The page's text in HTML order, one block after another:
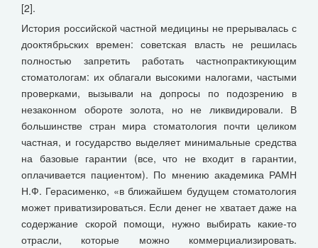
[2].
История российской частной медицины не прерывалась с
дооктябрьских времен: советская власть не решилась
полностью запретить работать частнопрактикующим
стоматологам: их облагали высокими налогами, частыми
проверками, вызывали на допросы по подозрению в
незаконном обороте золота, но не ликвидировали. В
большинстве стран мира стоматология почти целиком
частная, и государство выделяет минимальные средства
на базовые гарантии (все, что не входит в гарантии,
оплачивается пациентом). По мнению академика РАМН
Н.Ф. Герасименко, «в ближайшем будущем стоматология
может приватизироваться. Если денег не хватает даже на
содержание скорой помощи, нужно выбирать какие-то
отрасли, которые можно коммерциализировать.